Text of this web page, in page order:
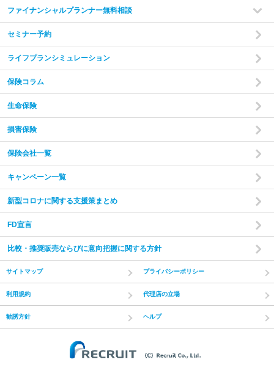
ファイナンシャルプランナー無料相談
セミナー予約
ライフプランシミュレーション
保険コラム
生命保険
損害保険
保険会社一覧
キャンペーン一覧
新型コロナに関する支援策まとめ
FD宣言
比較・推奨販売ならびに意向把握に関する方針
サイトマップ プライバシーポリシー
利用規約 代理店の立場
勧誘方針 ヘルプ